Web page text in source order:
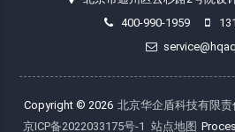
400-990-1959
Copyright © 2026 北京华企盾科技有限责
京ICP备2022033175号-1 站点地图